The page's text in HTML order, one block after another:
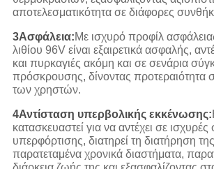
αποτελεσματικότητα σε διάφορες
3Ασφάλεια:Με ισχυρό προφίλ
λιθίου 96V είναι εξαιρετικά ασφαλής,
και πυρκαγιές ακόμη και σε σενάρια
πρόσκρουσης, δίνοντας προτεραιότητα
των χρηστών.
4Αντίσταση υπερβολικής εκκένωσης:
κατασκευαστεί για να αντέχει σε
υπερφόρτισης, διατηρεί τη διατήρηση
παρατεταμένα χρονικά διαστήματα,